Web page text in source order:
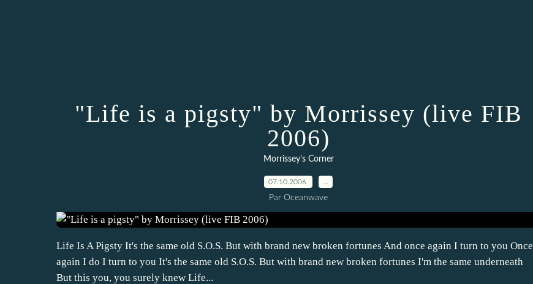
"Life is a pigsty" by Morrissey (live FIB
2006)
Morrissey's Corner
07.10.2006
Par Oceanwave
Life Is A Pigsty It's the same old S.O.S. But with brand new broken fortunes And once again I turn to you Once
again I do I turn to you It's the same old S.O.S. But with brand new broken fortunes I'm the same underneath
But this you, you surely knew Life...